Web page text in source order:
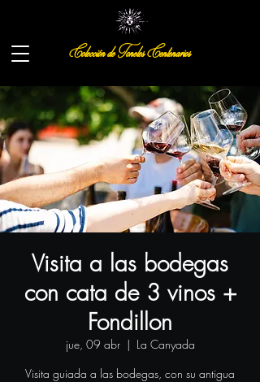
Colección de Toneles Centenarios
Visita a las bodegas
con cata de 3 vinos +
Fondillon
jue, 09 abr
  |
La Canyada
Visita guiada a las bodegas, con su antigua